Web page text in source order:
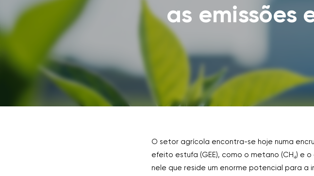
as emissões
O setor agrícola encontra-se hoje numa
efeito estufa (GEE), como o metano (CH₄) e
nele que reside um enorme potencial para